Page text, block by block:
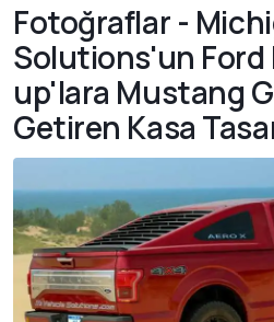
Fotoğraflar -
Solutions'un Ford
up'lara Mustang
Getiren Kasa